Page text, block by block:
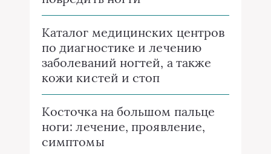
Каталог медицинских центров
по диагностике и лечению
заболеваний ногтей, а также
кожи кистей и стоп
Косточка на большом пальце
ноги: лечение, проявление,
симптомы